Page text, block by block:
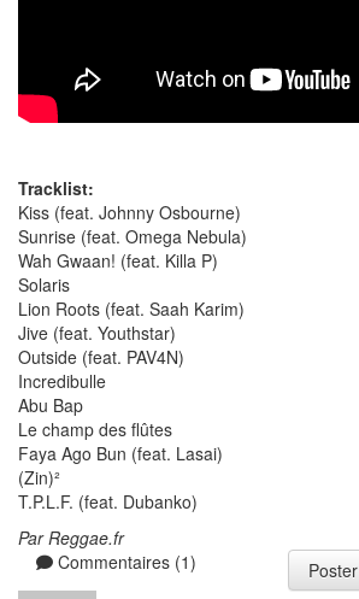
Tracklist:
Kiss (feat. Johnny Osbourne)
Sunrise (feat. Omega Nebula)
Wah Gwaan! (feat. Killa P)
Solaris
Lion Roots (feat. Saah Karim)
Jive (feat. Youthstar)
Outside (feat. PAV4N)
Incredibulle
Abu Bap
Le champ des flûtes
Faya Ago Bun (feat. Lasai)
(Zin)²
T.P.L.F. (feat. Dubanko)
Par Reggae.fr
Commentaires (1)
Poster